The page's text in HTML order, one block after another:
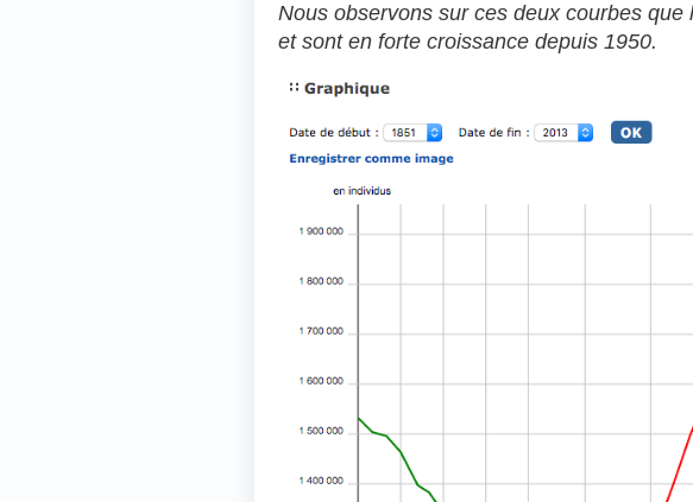
Nous observons sur ces deux courbes
et sont en forte croissance depuis 1950.